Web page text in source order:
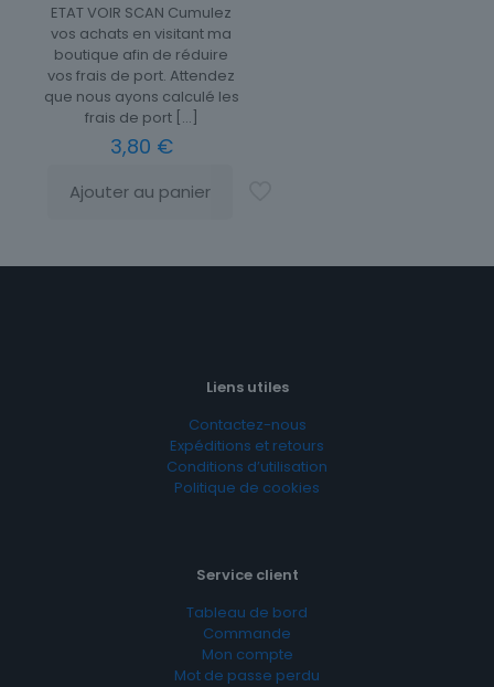
ETAT VOIR SCAN Cumulez
vos achats en visitant ma
boutique afin de réduire
vos frais de port. Attendez
que nous ayons calculé les
frais de port[…]
3,80 €
Ajouter au panier
Liens utiles
Contactez-nous
Expéditions et retours
Conditions d’utilisation
Politique de cookies
Service client
Tableau de bord
Commande
Mon compte
Mot de passe perdu